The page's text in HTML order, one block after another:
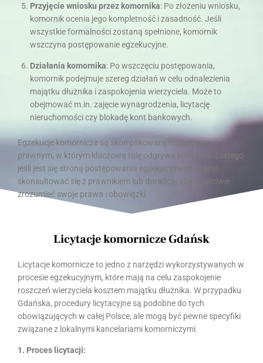
Przyjęcie wniosku przez komornika: Po złożeniu wniosku,
komornik ocenia jego kompletność i zasadność. Jeśli
wszystkie formalności zostaną spełnione, komornik
wszczyna postępowanie egzekucyjne.
Działania komornika: Po wszczęciu postępowania,
komornik podejmuje szereg działań w celu odnalezienia
majątku dłużnika i zaspokojenia wierzyciela. Może to
obejmować m.in. zajęcie wynagrodzenia, licytację
nieruchomości czy blokadę kont bankowych.
Egzekucje komornicze są skomplikowanym procesem
prawnym, w którym kluczową rolę odgrywa komornik. Dlatego
jeśli jest się stroną postępowania egzekucyjnego, warto
skonsultować się z prawnikiem lub doradcą, aby właściwie
zrozumieć swoje prawa i obowiązki.
Licytacje komornicze Gdańsk
Licytacje komornicze to jedno z narzędzi wykorzystywanych w
procesie egzekucyjnym, które mają na celu zaspokojenie
roszczeń wierzyciela kosztem majątku dłużnika. W przypadku
Gdańska, procedury licytacyjne są podobne do tych
obowiązujących w całej Polsce, ale mogą być pewne specyfiki
związane z lokalnymi kancelariami komorniczymi.
1. Proces licytacji: